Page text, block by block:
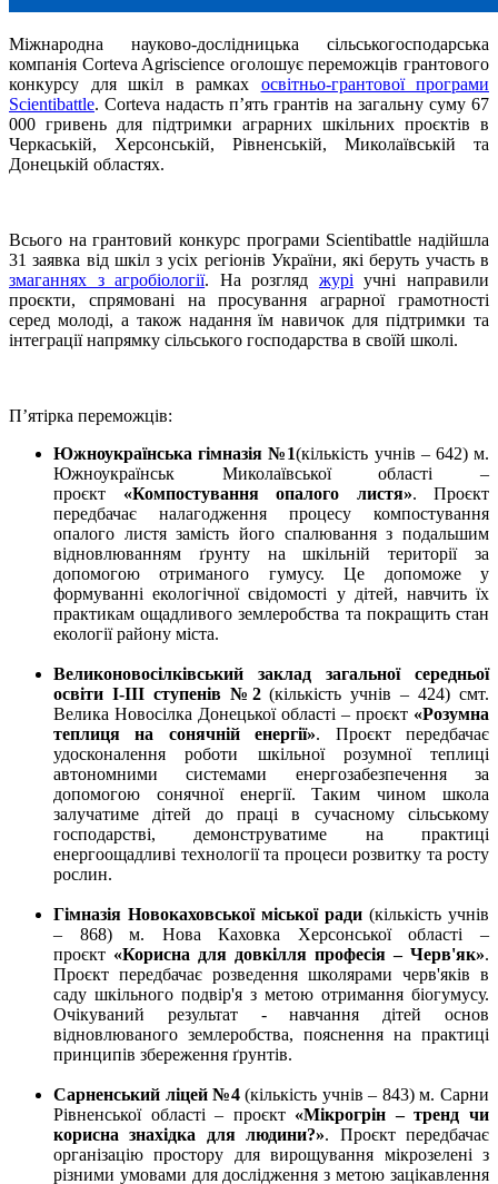
Міжнародна науково-дослідницька сільськогосподарська
компанія Corteva Agriscience оголошує переможців грантового
конкурсу для шкіл в рамках освітньо-грантової програми
Scientibattle. Corteva надасть п’ять грантів на загальну суму 67
000 гривень для підтримки аграрних шкільних проєктів в
Черкаській, Херсонській, Рівненській, Миколаївській та
Донецькій областях.
Всього на грантовий конкурс програми Scientibattle надійшла
31 заявка від шкіл з усіх регіонів України, які беруть участь в
змаганнях з агробіології. На розгляд журі учні направили
проєкти, спрямовані на просування аграрної грамотності
серед молоді, а також надання їм навичок для підтримки та
інтеграції напрямку сільського господарства в своїй школі.
П’ятірка переможців:
Южноукраїнська гімназія №1(кількість учнів – 642) м.
Южноукраїнськ Миколаївської області –
проєкт «Компостування опалого листя». Проєкт
передбачає налагодження процесу компостування
опалого листя замість його спалювання з подальшим
відновлюванням ґрунту на шкільній території за
допомогою отриманого гумусу. Це допоможе у
формуванні екологічної свідомості у дітей, навчить їх
практикам ощадливого землеробства та покращить стан
екології району міста.
Великоновосілківський заклад загальної середньої
освіти І-ІІІ ступенів №2(кількість учнів – 424) смт.
Велика Новосілка Донецької області – проєкт «Розумна
теплиця на сонячній енергії». Проєкт передбачає
удосконалення роботи шкільної розумної теплиці
автономними системами енергозабезпечення за
допомогою сонячної енергії. Таким чином школа
залучатиме дітей до праці в сучасному сільському
господарстві, демонструватиме на практиці
енергоощадливі технології та процеси розвитку та росту
рослин.
Гімназія Новокаховської міської ради (кількість учнів
– 868) м. Нова Каховка Херсонської області –
проєкт «Корисна для довкілля професія – Черв'як».
Проєкт передбачає розведення школярами черв'яків в
саду шкільного подвір'я з метою отримання біогумусу.
Очікуваний результат -
навчання дітей основ
відновлюваного землеробства, пояснення на практиці
принципів збереження ґрунтів.
Сарненський ліцей №4(кількість учнів – 843) м. Сарни
Рівненської області – проєкт «Мікрогрін – тренд чи
корисна знахідка для людини?». Проєкт передбачає
організацію простору для вирощування мікрозелені з
різними умовами для дослідження з метою зацікавлення